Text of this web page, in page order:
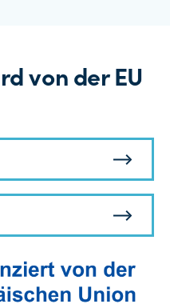
von der EU